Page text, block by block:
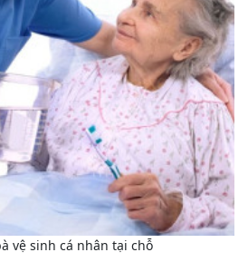
vệ sinh cá nhân tại chỗ